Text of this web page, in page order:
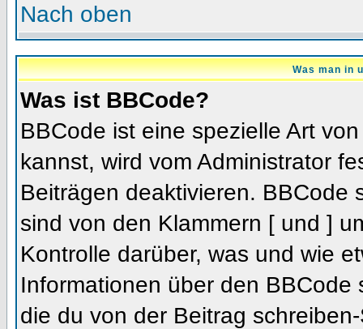
Nach oben
Was man in
Was ist BBCode?
BBCode ist eine spezielle Art
kannst, wird vom Administrator
Beiträgen deaktivieren. BBCode
sind von den Klammern [ und ]
Kontrolle darüber, was und wie
Informationen über den
die du von der Beitrag